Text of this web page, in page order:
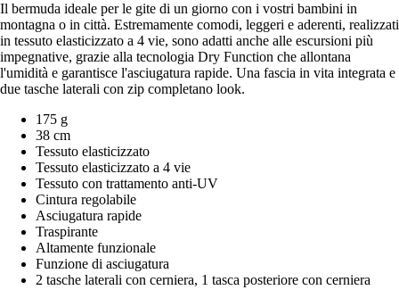
Il bermuda ideale per le gite di un giorno con i vostri bambini in
montagna o in città. Estremamente comodi, leggeri e aderenti, realizzati
in tessuto elasticizzato a 4 vie, sono adatti anche alle escursioni più
impegnative, grazie alla tecnologia Dry Function che allontana
l'umidità e garantisce l'asciugatura rapide. Una fascia in vita integrata e
due tasche laterali con zip completano look.
175 g
38 cm
Tessuto elasticizzato
Tessuto elasticizzato a 4 vie
Tessuto con trattamento anti-UV
Cintura regolabile
Asciugatura rapide
Traspirante
Altamente funzionale
Funzione di asciugatura
2 tasche laterali con cerniera, 1 tasca posteriore con cerniera